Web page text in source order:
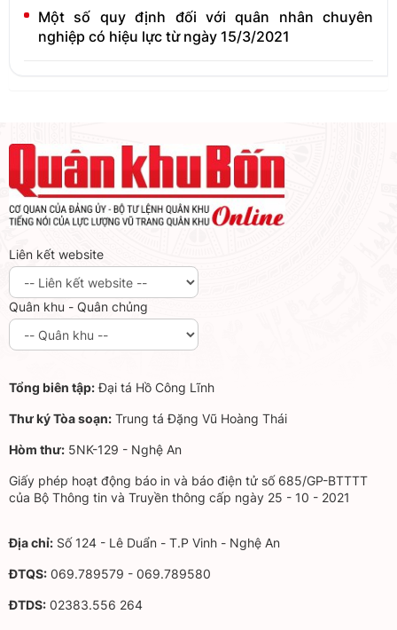
Một số quy định đối với quân nhân chuyên
nghiệp có hiệu lực từ ngày 15/3/2021
Liên kết website
Quân khu - Quân chủng
Tổng biên tập:Đại tá Hồ Công Lĩnh
Thư ký Tòa soạn: Trung tá Đặng Vũ Hoàng Thái
Hòm thư: 5NK-129 - Nghệ An
Giấy phép hoạt động báo in và báo điện tử số 685/GP-BTTTT
của Bộ Thông tin và Truyền thông cấp ngày 25 - 10 - 2021
Địa chỉ: Số 124 - Lê Duẩn - T.P Vinh - Nghệ An
ĐTQS: 069.789579 - 069.789580
ĐTDS: 02383.556 264